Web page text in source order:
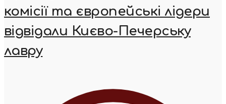
комісії та європейські лідери
відвідали Києво-Печерську
лавру